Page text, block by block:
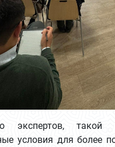
экспертов, такой
условия для более